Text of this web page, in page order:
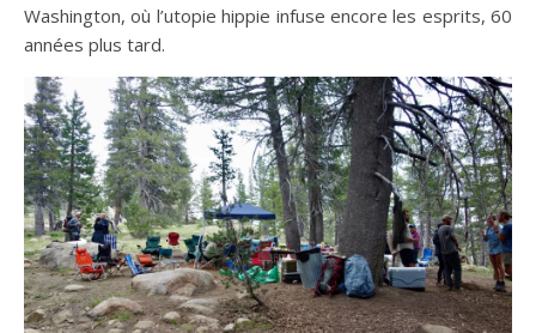
Washington, où l’utopie hippie infuse encore les esprits, 60
années plus tard.